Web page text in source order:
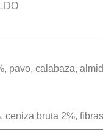
pavo, calabaza,
ceniza bruta 2%,